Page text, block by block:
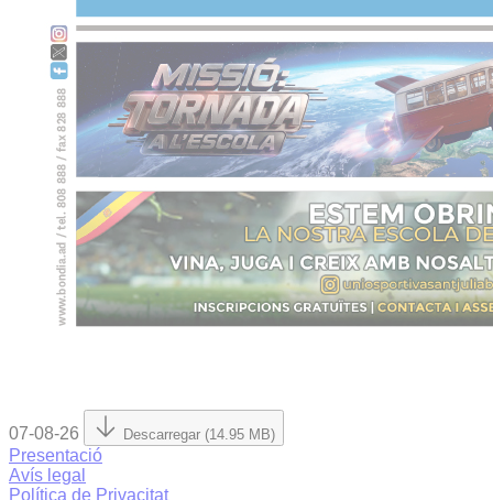
07-08-26 Descarregar (14.95 MB)
Presentació
Avís legal
Política de Privacitat